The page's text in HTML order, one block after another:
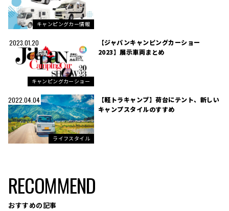
キャンピングカー情報
2023.01.20
キャンピングカーショー
【ジャパンキャンピングカーショー
2023】展示車両まとめ
2022.04.04
ライフスタイル
【軽トラキャンプ】荷台にテント、新しい
キャンプスタイルのすすめ
RECOMMEND
おすすめの記事